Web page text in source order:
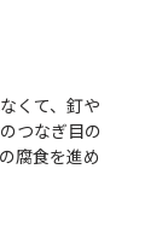
くて、釘や
つなぎ目の
腐食を進め